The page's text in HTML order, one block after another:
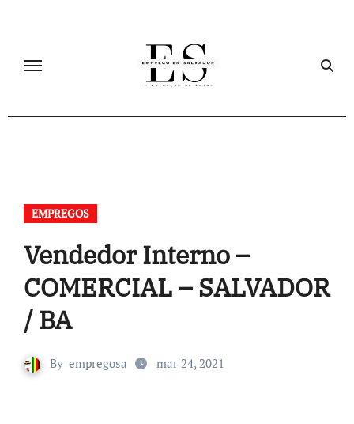
EMPREGOS
Vendedor Interno –
COMERCIAL – SALVADOR
/ BA
By empregosa mar 24, 2021